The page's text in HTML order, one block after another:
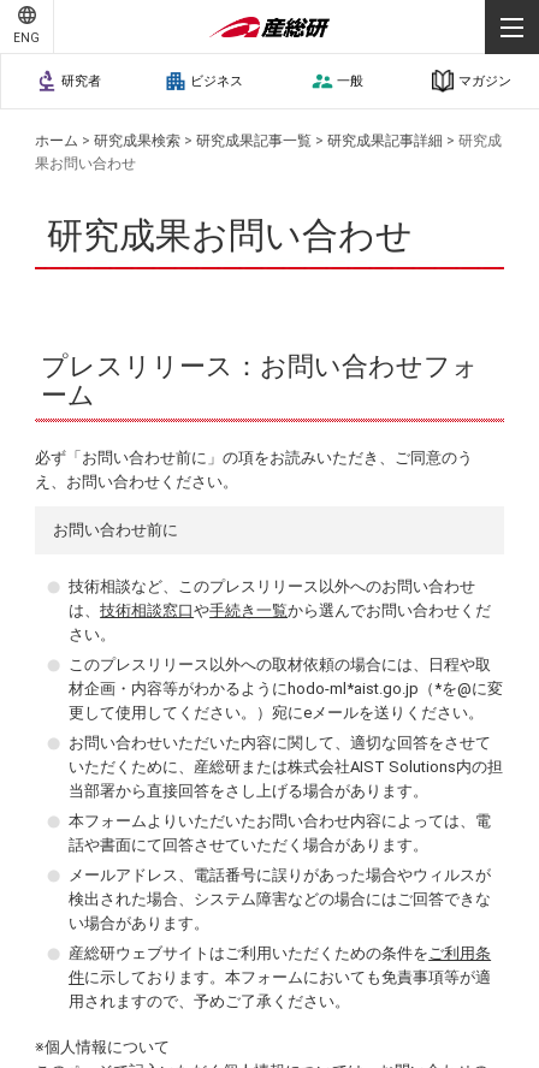
ENG
研究者 ビジネス 一般 マガジン
ホーム >研究成果検索 >研究成果記事一覧 >研究成果記事詳細 >研究成
果お問い合わせ
研究成果お問い合わせ
プレスリリース：お問い合わせフォ
ーム
必ず「お問い合わせ前に」の項をお読みいただき、ご同意のう
え、お問い合わせください。
お問い合わせ前に
技術相談など、このプレスリリース以外へのお問い合わせ
は、技術相談窓口や手続き一覧から選んでお問い合わせくだ
さい。
このプレスリリース以外への取材依頼の場合には、日程や取
材企画・内容等がわかるようにhodo-ml*aist.go.jp（*を@に変
更して使用してください。）宛にeメールを送りください。
お問い合わせいただいた内容に関して、適切な回答をさせて
いただくために、産総研または株式会社AIST Solutions内の担
当部署から直接回答をさし上げる場合があります。
本フォームよりいただいたお問い合わせ内容によっては、電
話や書面にて回答させていただく場合があります。
メールアドレス、電話番号に誤りがあった場合やウィルスが
検出された場合、システム障害などの場合にはご回答できな
い場合があります。
産総研ウェブサイトはご利用いただくための条件を ご利用条
件に示しております。本フォームにおいても免責事項等が適
用されますので、予めご了承ください。
※個人情報について